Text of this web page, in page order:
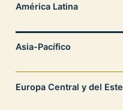
América Latina
Asia-Pacífico
Europa Central y del Este